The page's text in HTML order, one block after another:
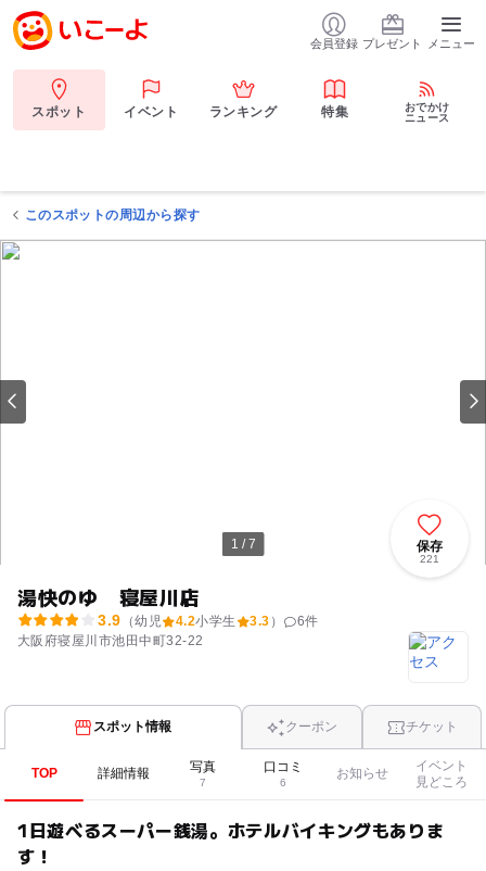
会員登録 プレゼント メニュー
スポット イベント ランキング 特集
おでかけ
ニュース
このスポットの周辺から探す
1 / 7
湯快のゆ 寝屋川店
3.9 （幼児 4.2小学生 3.3 ） 6件
大阪府寝屋川市池田中町32-22
保存
221
スポット情報 クーポン チケット
TOP 詳細情報 写真
7
口コミ
6
お知らせ
イベント
見どころ
1日遊べるスーパー銭湯。ホテルバイキングもありま
す！